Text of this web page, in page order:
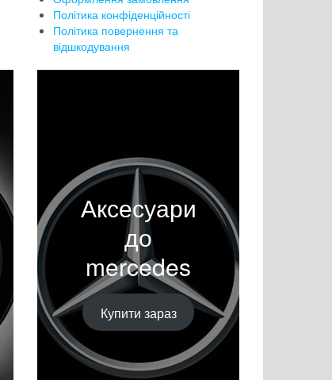
Політика конфіденційності
Політика повернення та
відшкодування
Аксесуари
до
mercedes
Купити зараз